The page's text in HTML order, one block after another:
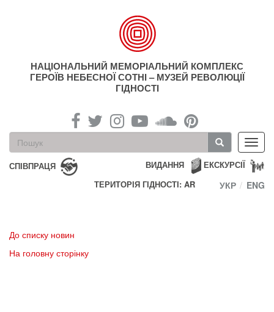
НАЦІОНАЛЬНИЙ МЕМОРІАЛЬНИЙ КОМПЛЕКС
ГЕРОЇВ НЕБЕСНОЇ СОТНІ – МУЗЕЙ РЕВОЛЮЦІЇ
ГІДНОСТІ
Пошукова
форма
Пошук
СПІВПРАЦЯ ЕКСКУРСІЇ
ВИДАННЯ
ТЕРИТОРІЯ ГІДНОСТІ: AR
УКР ENG
До списку новин
На головну сторінку